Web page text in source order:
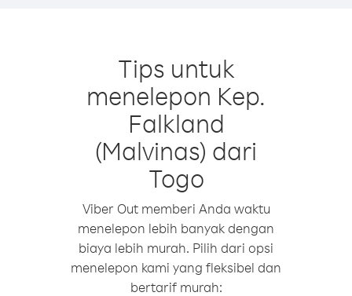
Tips untuk
menelepon Kep.
Falkland
(Malvinas) dari
Togo
Viber Out memberi Anda waktu
menelepon lebih banyak dengan
biaya lebih murah. Pilih dari opsi
menelepon kami yang fleksibel dan
bertarif murah: